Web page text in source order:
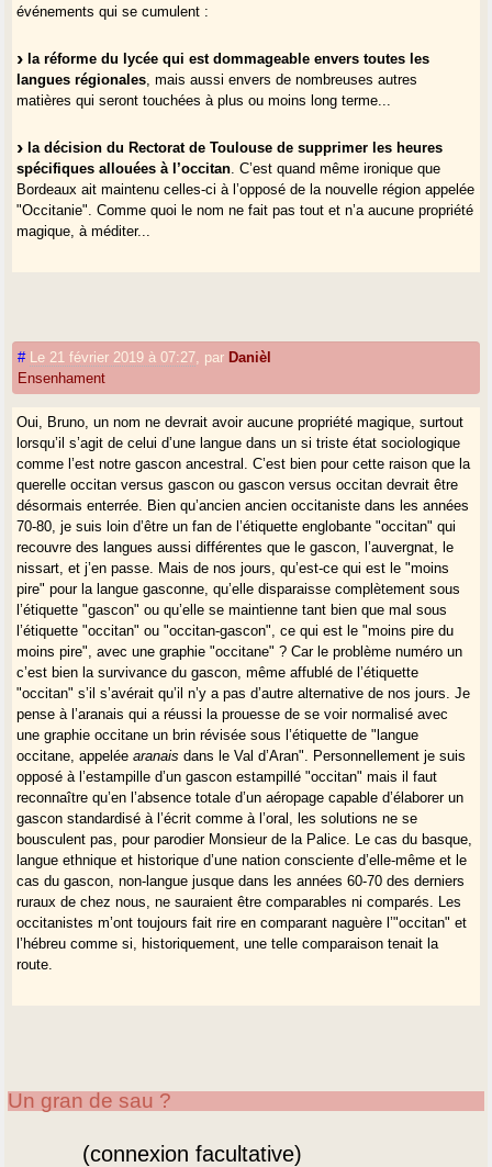
événements qui se cumulent :
la réforme du lycée qui est dommageable envers toutes les
langues régionales , mais aussi envers de nombreuses autres
matières qui seront touchées à plus ou moins long terme...
la décision du Rectorat de Toulouse de supprimer les heures
spécifiques allouées à l’occitan . C’est quand même ironique que
Bordeaux ait maintenu celles-ci à l’opposé de la nouvelle région appelée
"Occitanie". Comme quoi le nom ne fait pas tout et n’a aucune propriété
magique, à méditer...
# Le 21 février 2019 à 07:27 par Danièl
Ensenhament
Oui, Bruno, un nom ne devrait avoir aucune propriété magique, surtout
lorsqu’il s’agit de celui d’une langue dans un si triste état sociologique
comme l’est notre gascon ancestral. C’est bien pour cette raison que la
querelle occitan versus gascon ou gascon versus occitan devrait être
désormais enterrée. Bien qu’ancien ancien occitaniste dans les années
70-80, je suis loin d’être un fan de l’étiquette englobante "occitan" qui
recouvre des langues aussi différentes que le gascon, l’auvergnat, le
nissart, et j’en passe. Mais de nos jours, qu’est-ce qui est le "moins
pire" pour la langue gasconne, qu’elle disparaisse complètement sous
l’étiquette "gascon" ou qu’elle se maintienne tant bien que mal sous
l’étiquette "occitan" ou "occitan-gascon", ce qui est le "moins pire du
moins pire", avec une graphie "occitane" ? Car le problème numéro un
c’est bien la survivance du gascon, même affublé de l’étiquette
"occitan" s’il s’avérait qu’il n’y a pas d’autre alternative de nos jours. Je
pense à l’aranais qui a réussi la prouesse de se voir normalisé avec
une graphie occitane un brin révisée sous l’étiquette de "langue
occitane, appeléearanais dans le Val d’Aran". Personnellement je suis
opposé à l’estampille d’un gascon estampillé "occitan" mais il faut
reconnaître qu’en l’absence totale d’un aéropage capable d’élaborer un
gascon standardisé à l’écrit comme à l’oral, les solutions ne se
bousculent pas, pour parodier Monsieur de la Palice. Le cas du basque,
langue ethnique et historique d’une nation consciente d’elle-même et le
cas du gascon, non-langue jusque dans les années 60-70 des derniers
ruraux de chez nous, ne sauraient être comparables ni comparés. Les
occitanistes m’ont toujours fait rire en comparant naguère l’"occitan" et
l’hébreu comme si, historiquement, une telle comparaison tenait la
route.
Un gran de sau ?
(connexion facultative)